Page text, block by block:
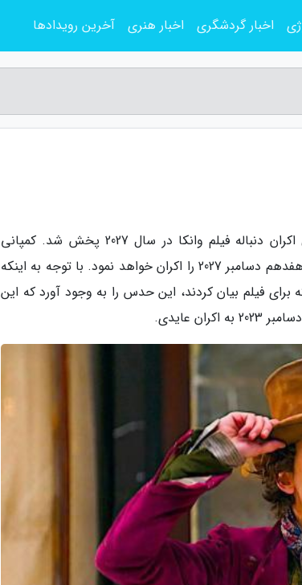
به گزارش وبلاگ علیکایی، در تابستان 2024 خبری دال بر احتمال اکران دنباله فیلم وانکا در سال 2027 پخش شد. کمپانی
برادران وارنر بیان کرد که یک فیلم دنباله خانوادگی بدون عنوان در هفدهم دسامبر 2027 را اکران خواهد نمود. با توجه به اینکه
که برای فیلم بیان کردند، این حدس را به وجود آورد که این
عایدی.
اخبار گردشگری اخبار هنری آخرین رویدادها